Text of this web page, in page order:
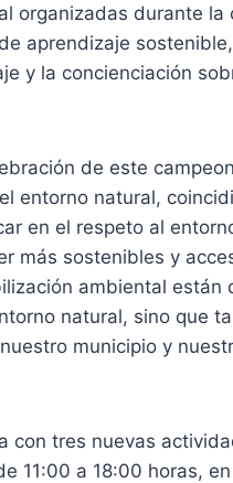
organizadas durante la
aprendizaje
y la concienciación
de este
entorno natural,
en el respeto al
más sostenibles y
ambiental están
natural, sino que
municipio y
con tres nuevas
11:00 a 18:00 horas,